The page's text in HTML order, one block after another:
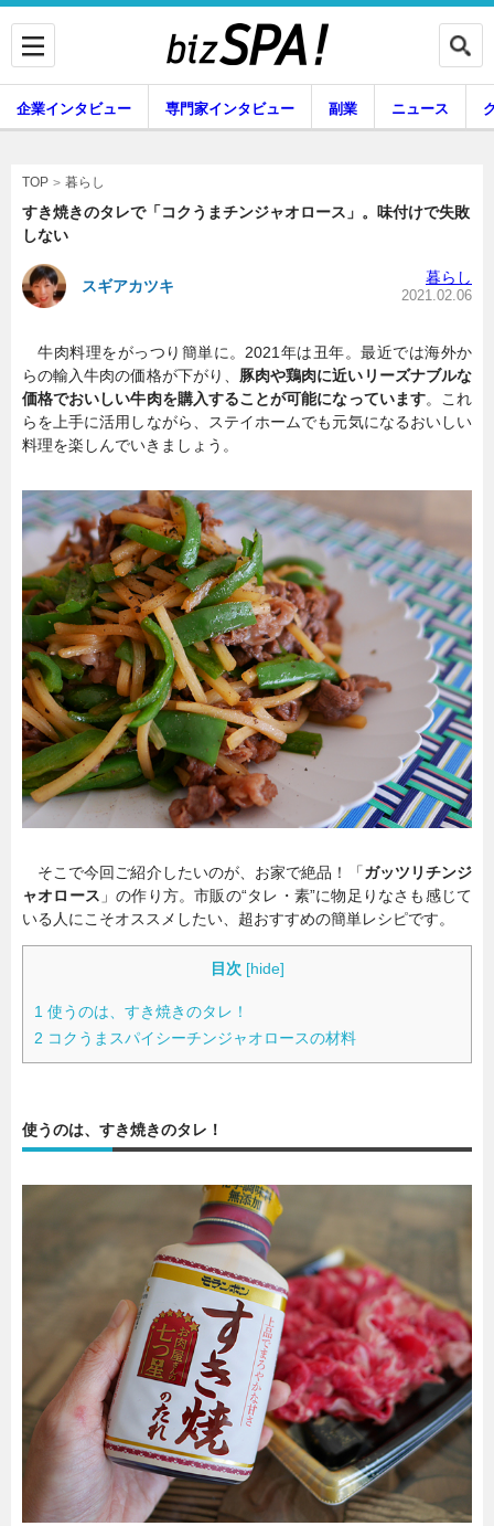
専門家インタビュー
副業 ニュース
グルメ
暮らし エンタメ
連載一覧
企業インタビュー 専門家インタビュー 副業 ニュース
TOP 暮らし
すき焼きのタレで「コクうまチンジャオロース」。味付けで失敗
しない
スギアカツキ 暮らし
2021.02.06
牛肉料理をがっつり簡単に。2021年は丑年。最近では海外か
らの輸入牛肉の価格が下がり、 豚肉や鶏肉に近いリーズナブルな
価格でおいしい牛肉を購入することが可能になっています。これ
らを上手に活用しながら、ステイホームでも元気になるおいしい
料理を楽しんでいきましょう。
そこで今回ご紹介したいのが、お家で絶品！「ガッツリチンジ
ャオロース 」の作り方。市販の“タレ・素”に物足りなさも感じて
いる人にこそオススメしたい、超おすすめの簡単レシピです。
目次 [hide]
1 使うのは、すき焼きのタレ！
2 コクうまスパイシーチンジャオロースの材料
使うのは、すき焼きのタレ！